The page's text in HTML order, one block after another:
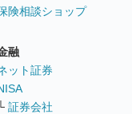
険相談ショップ
融
ット証券
└ 証券会社